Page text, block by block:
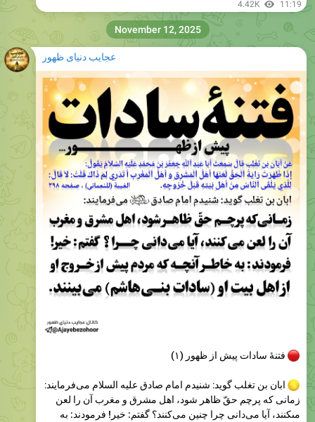
عجایب دنیای ظهور
Please open Telegram to view this post
VIEW IN TELEGRAM
4.39K edited 10:01
عجایب دنیای ظهور
⬇️پاسخ به سوال کاربران:
1.5K 11:48
عجایب دنیای ظهور
Please open Telegram to view this post
VIEW IN TELEGRAM
3.58K 12:48
عجایب دنیای ظهور
Please open Telegram to view this post
VIEW IN TELEGRAM
عجایب دنیای ظهور
Please open Telegram to view this post
3.64K 13:16
عجایب دنیای ظهور